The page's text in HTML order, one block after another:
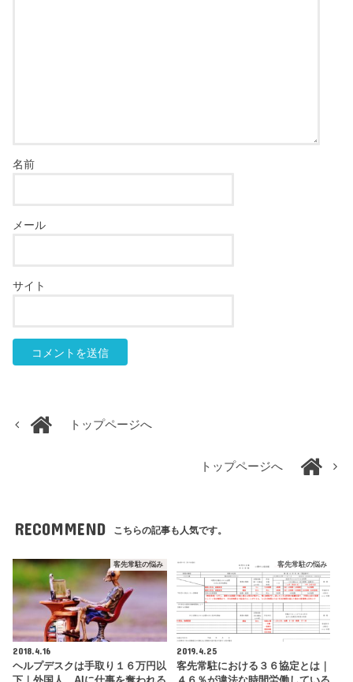
名前
メール
サイト
トップページへ
トップページへ
RECOMMEND こちらの記事も人気です。
客先常駐の悩み
2018.4.16
ヘルプデスクは手取り１６万円以
客先常駐の悩み
2019.4.25
客先常駐における３６協定とは｜